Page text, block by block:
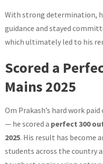
With strong determination,
guidance and stayed
which ultimately led to his
Scored a
Mains 2025
Om Prakash’s hard work
— he scored a perfect 300
2025. His result has become
students across the country